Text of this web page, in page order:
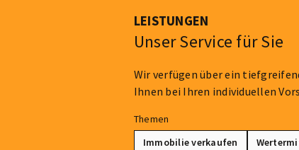
LEISTUNGEN
Unser Service für Sie
Wir verfügen über ein
Ihnen bei Ihren individuellen
Themen
Immobilie verkaufen